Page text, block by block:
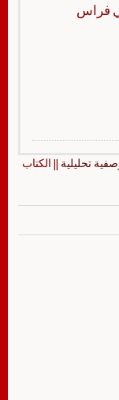
فراس
تحليلية || الكتاب